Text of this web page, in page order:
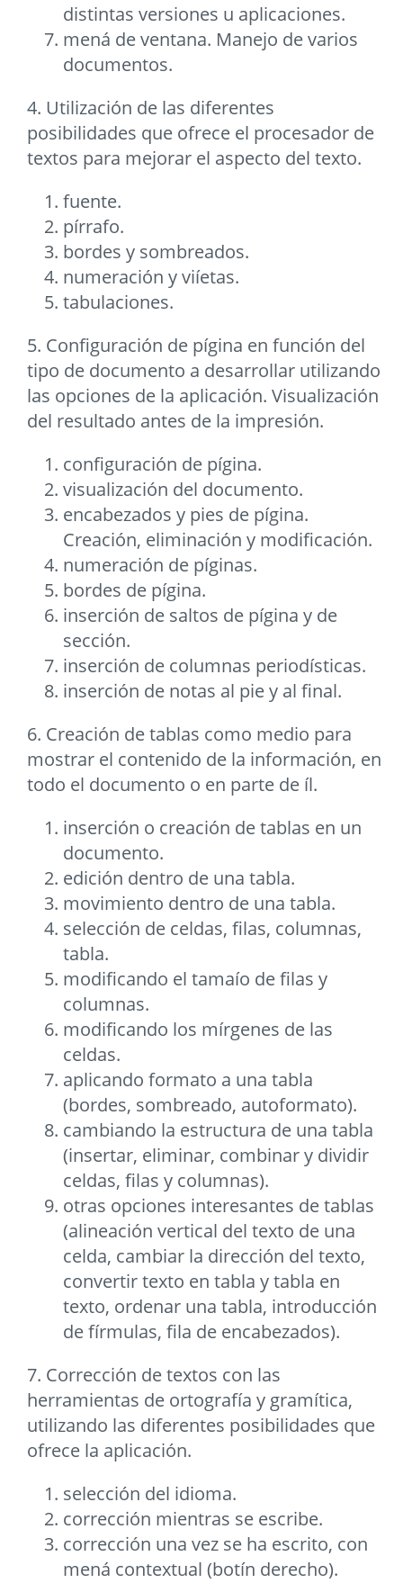
distintas versiones u aplicaciones.
mená de ventana. Manejo de varios
documentos.
4. Utilización de las diferentes
posibilidades que ofrece el procesador de
textos para mejorar el aspecto del texto.
fuente.
pírrafo.
bordes y sombreados.
numeración y viíetas.
tabulaciones.
5. Configuración de pígina en función del
tipo de documento a desarrollar utilizando
las opciones de la aplicación. Visualización
del resultado antes de la impresión.
configuración de pígina.
visualización del documento.
encabezados y pies de pígina.
Creación, eliminación y modificación.
numeración de píginas.
bordes de pígina.
inserción de saltos de pígina y de
sección.
inserción de columnas periodísticas.
inserción de notas al pie y al final.
6. Creación de tablas como medio para
mostrar el contenido de la información, en
todo el documento o en parte de íl.
inserción o creación de tablas en un
documento.
edición dentro de una tabla.
movimiento dentro de una tabla.
selección de celdas, filas, columnas,
tabla.
modificando el tamaío de filas y
columnas.
modificando los mírgenes de las
celdas.
aplicando formato a una tabla
(bordes, sombreado, autoformato).
cambiando la estructura de una tabla
(insertar, eliminar, combinar y dividir
celdas, filas y columnas).
otras opciones interesantes de tablas
(alineación vertical del texto de una
celda, cambiar la dirección del texto,
convertir texto en tabla y tabla en
texto, ordenar una tabla, introducción
de fírmulas, fila de encabezados).
7. Corrección de textos con las
herramientas de ortografía y gramítica,
utilizando las diferentes posibilidades que
ofrece la aplicación.
selección del idioma.
corrección mientras se escribe.
corrección una vez se ha escrito, con
mená contextual (botín derecho).